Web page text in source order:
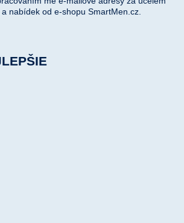
nabídek od e-shopu SmartMen.cz.